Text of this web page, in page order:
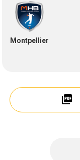
Montpellier
picture_as_pdf